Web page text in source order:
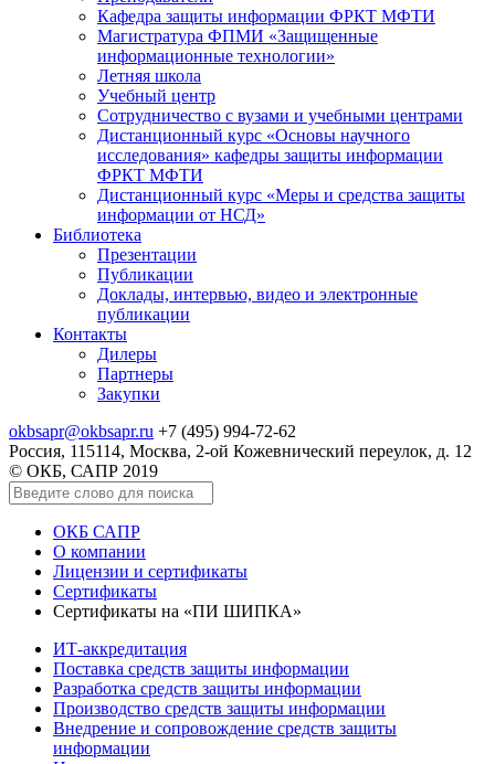
Кафедра защиты информации ФРКТ МФТИ
Магистратура ФПМИ «Защищенные
информационные технологии»
Летняя школа
Учебный центр
Сотрудничество с вузами и учебными центрами
Дистанционный курс «Основы научного
исследования» кафедры защиты информации
ФРКТ МФТИ
Дистанционный курс «Меры и средства защиты
информации от НСД»
Библиотека
Презентации
Публикации
Доклады, интервью, видео и электронные
публикации
Контакты
Дилеры
Партнеры
Закупки
okbsapr@okbsapr.ru +7 (495) 994-72-62
Россия, 115114, Москва, 2-ой Кожевнический переулок, д. 12
© ОКБ, САПР 2019
ОКБ САПР
О компании
Лицензии и сертификаты
Сертификаты
Cертификаты на «ПИ ШИПКА»
ИТ-аккредитация
Поставка средств защиты информации
Разработка средств защиты информации
Производство средств защиты информации
Внедрение и сопровождение средств защиты
информации